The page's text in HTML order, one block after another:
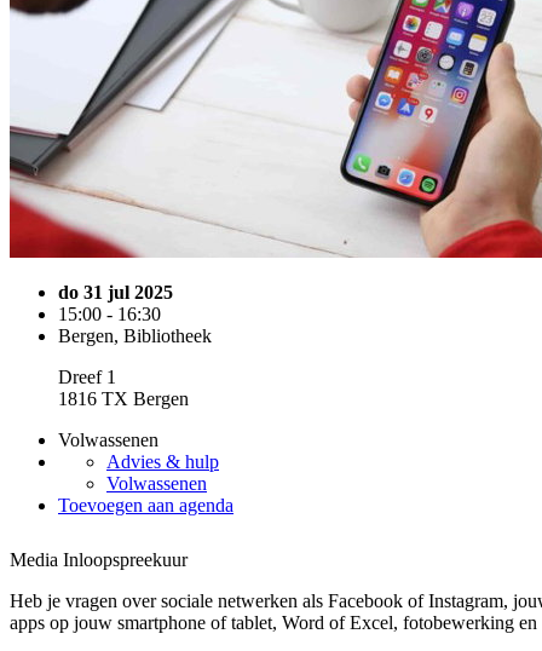
do 31 jul 2025
15:00 - 16:30
Bergen, Bibliotheek
Dreef 1
1816 TX Bergen
Volwassenen
Advies & hulp
Volwassenen
Toevoegen aan agenda
Media Inloopspreekuur
Heb je vragen over sociale netwerken als Facebook of Instagram,
apps op jouw smartphone of tablet, Word of Excel, fotobewerking en